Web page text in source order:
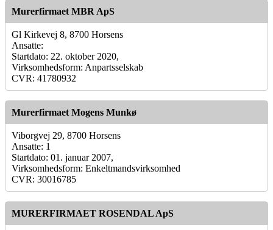
Murerfirmaet MBR ApS
Gl Kirkevej 8, 8700 Horsens
Ansatte:
Startdato: 22. oktober 2020,
Virksomhedsform: Anpartsselskab
CVR: 41780932
Murerfirmaet Mogens Munkø
Viborgvej 29, 8700 Horsens
Ansatte: 1
Startdato: 01. januar 2007,
Virksomhedsform: Enkeltmandsvirksomhed
CVR: 30016785
MURERFIRMAET ROSENDAL ApS